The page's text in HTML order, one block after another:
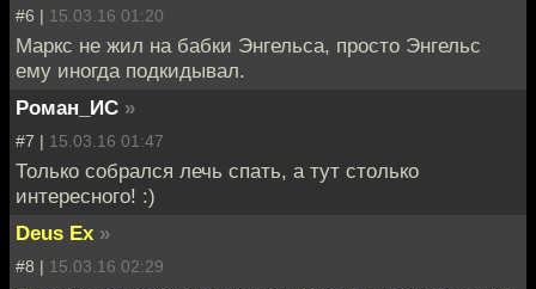
#6 | 15.03.16 01:20
Маркс не жил на бабки Энгельса, просто Энгельс
ему иногда подкидывал.
Роман_ИС »
#7 | 15.03.16 01:47
Только собрался лечь спать, а тут столько
интересного! :)
Deus Ex »
#8 | 15.03.16 02:29